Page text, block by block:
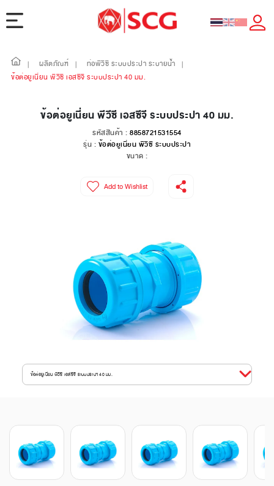
| ผลิตภัณฑ์ | ท่อพีวีซี ระบบประปา ระบายน้ำ
|
ข้อต่อยูเนี่ยน พีวีซี เอสซีจี ระบบประปา 40 มม.
ข้อต่อยูเนี่ยน พีวีซี เอสซีจี ระบบประปา 40 มม.
รหัสสินค้า : 8858721531554
รุ่น : ข้อต่อยูเนี่ยน พีวีซี ระบบประปา
ขนาด :
Add to Wishlist
ข้อต่อยูเนี่ยน พีวีซี เอสซีจี ระบบประปา 40 มม.